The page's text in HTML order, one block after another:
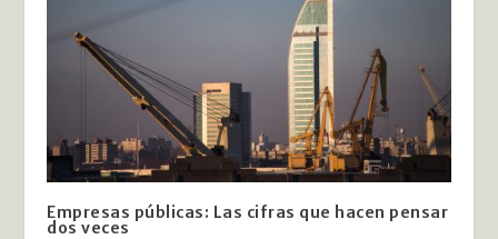
Empresas públicas: Las cifras que hacen pensar
dos veces